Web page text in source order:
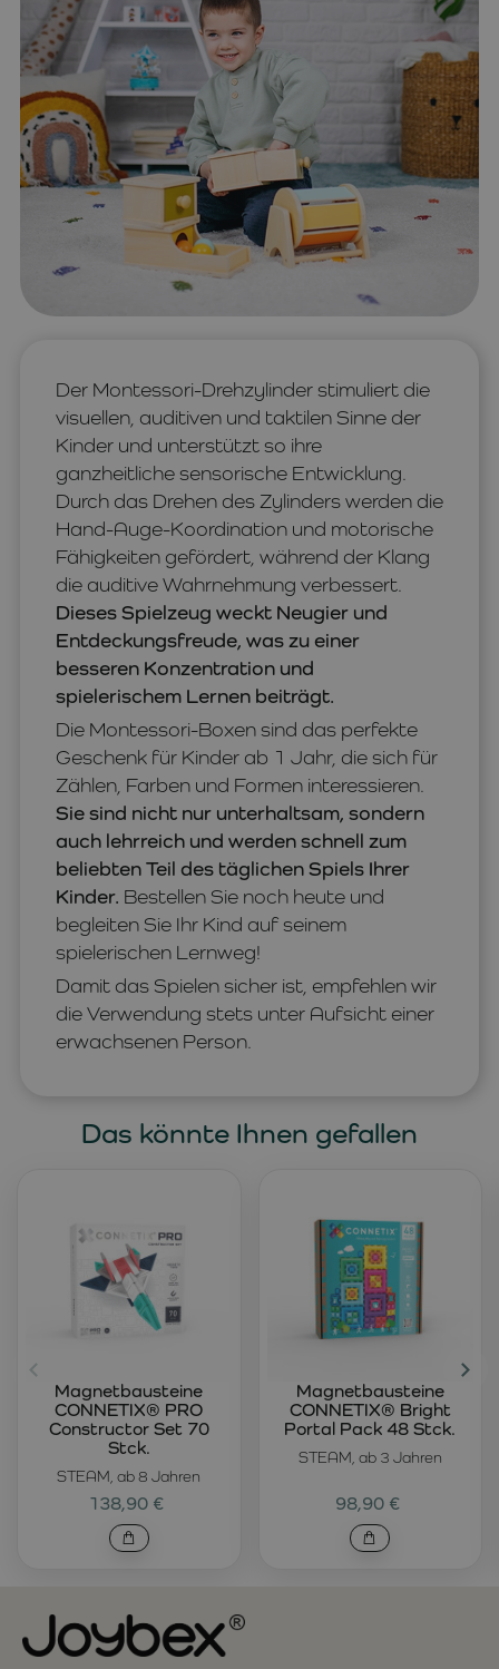
Der Montessori-Drehzylinder stimuliert die
visuellen, auditiven und taktilen Sinne der
Kinder und unterstützt so ihre
ganzheitliche sensorische Entwicklung.
Durch das Drehen des Zylinders werden die
Hand-Auge-Koordination und motorische
Fähigkeiten gefördert, während der Klang
die auditive Wahrnehmung verbessert.
Dieses Spielzeug weckt Neugier und
Entdeckungsfreude, was zu einer
besseren Konzentration und
spielerischem Lernen beiträgt.
Die Montessori-Boxen sind das perfekte
Geschenk für Kinder ab 1 Jahr, die sich für
Zählen, Farben und Formen interessieren.
Sie sind nicht nur unterhaltsam, sondern
auch lehrreich und werden schnell zum
beliebten Teil des täglichen Spiels Ihrer
Kinder. Bestellen Sie noch heute und
begleiten Sie Ihr Kind auf seinem
spielerischen Lernweg!
Damit das Spielen sicher ist, empfehlen wir
die Verwendung stets unter Aufsicht einer
erwachsenen Person.
Das könnte Ihnen gefallen
STEAM, ab 8 Jahren
Magnetbausteine
CONNETIX® PRO
Constructor Set 70
Stck.
138,90 €
STEAM, ab 3 Jahren
Magnetbausteine
CONNETIX® Bright
Portal Pack 48 Stck.
98,90 €